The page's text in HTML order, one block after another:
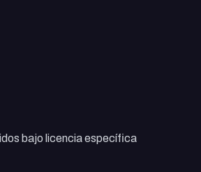
bajo licencia específica